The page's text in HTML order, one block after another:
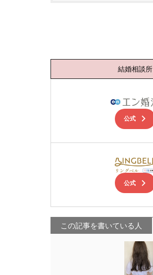
結婚相談所
公式
公式
この記事を書いている人